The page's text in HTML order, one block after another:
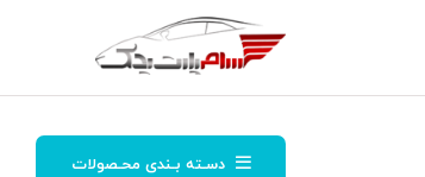
دسـته بـندی محـصولات